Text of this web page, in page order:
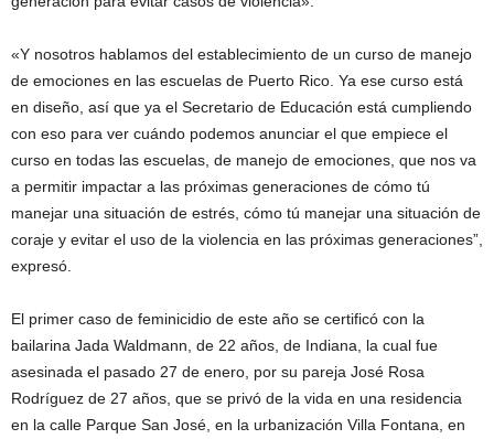
«Y nosotros hablamos del establecimiento de un curso de manejo
de emociones en las escuelas de Puerto Rico. Ya ese curso está
en diseño, así que ya el Secretario de Educación está cumpliendo
con eso para ver cuándo podemos anunciar el que empiece el
curso en todas las escuelas, de manejo de emociones, que nos va
a permitir impactar a las próximas generaciones de cómo tú
manejar una situación de estrés, cómo tú manejar una situación de
coraje y evitar el uso de la violencia en las próximas generaciones”,
expresó.
El primer caso de feminicidio de este año se certificó con la
bailarina Jada Waldmann, de 22 años, de Indiana, la cual fue
asesinada el pasado 27 de enero, por su pareja José Rosa
Rodríguez de 27 años, que se privó de la vida en una residencia
en la calle Parque San José, en la urbanización Villa Fontana, en